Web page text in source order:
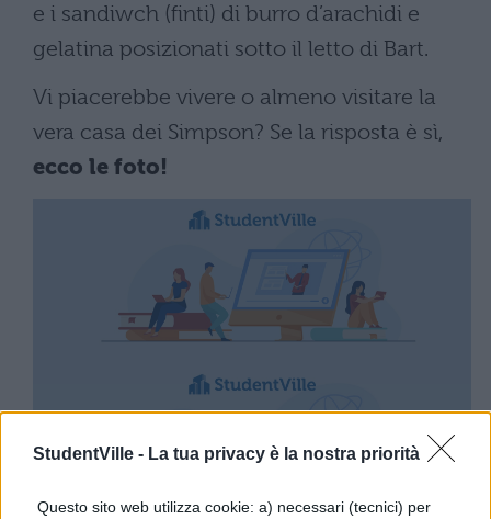
StudentVille - La tua privacy è la nostra priorità
Questo sito web utilizza cookie: a) necessari (tecnici) per
e i sandiwch (finti) di burro d’arachidi e
gelatina posizionati sotto il letto di Bart.
Vi piacerebbe vivere o almeno visitare la
vera casa dei Simpson? Se la risposta è sì,
ecco le foto!